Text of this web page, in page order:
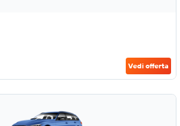
Vedi offerta